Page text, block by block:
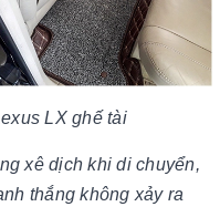
LX ghế tài
xê dịch khi di chuyển,
thắng không xảy ra